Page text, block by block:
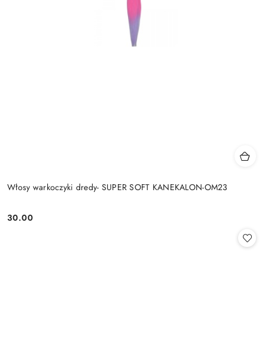
Włosy warkoczyki dredy- SUPER SOFT KANEKALON-OM23
Cena:
30.00